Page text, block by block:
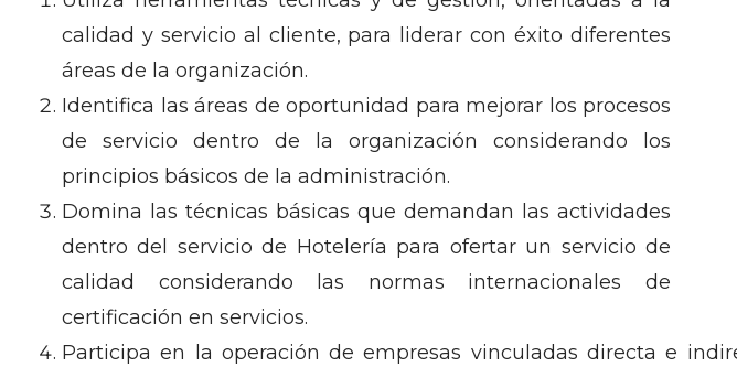
calidad y servicio al cliente, para liderar con éxito diferentes
áreas de la organización.
Identifica las áreas de oportunidad para mejorar los procesos
de servicio dentro de la organización considerando los
principios básicos de la administración.
Domina las técnicas básicas que demandan las actividades
dentro del servicio de Hotelería para ofertar un servicio de
calidad considerando las normas internacionales de
certificación en servicios.
Participa en la operación de empresas vinculadas directa e